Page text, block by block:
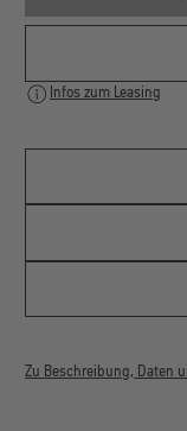
Infos zum Leasing
Zu Beschreibung, Daten